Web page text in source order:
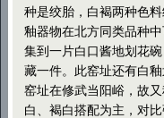
种是绞胎，白褐两种色
釉器物在北方同类品种
集到一片白口酱地划花
藏一件。此窑址还有白
窑址在修武当阳峪，故
白、褐白搭配为主，对